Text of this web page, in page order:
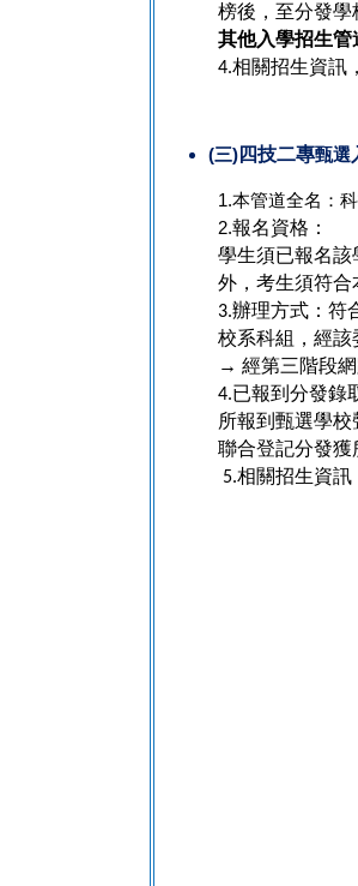
榜後，至分發學
其他入學招生管
4.相關招生資訊
(三)四技二專甄選
1.本管道全名：
2.報名資格：
學生須已報名
外，考生須符合
3.辦理方式：符
校系科組，經
→ 經第三階段
4.已報到分發錄
所報到甄選學
聯合登記分發獲
5.相關招生資訊